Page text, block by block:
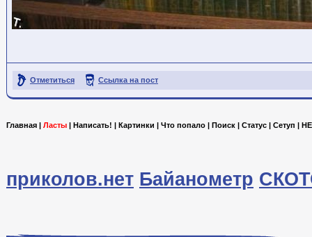
Отметиться Ссылка на пост
Главная | Ласты | Написать! | Картинки | Что попало | Поиск | Статус | Сетуп |
приколов.нет Байанометр